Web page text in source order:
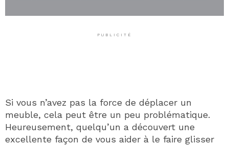
PUBLICITÉ
Si vous n’avez pas la force de déplacer un
meuble, cela peut être un peu problématique.
Heureusement, quelqu’un a découvert une
excellente façon de vous aider à le faire glisser